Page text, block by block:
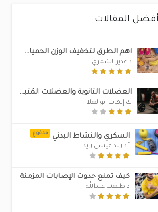
أفضل المقالات
أهم الطرق لتخفيف الوزن الحميات أم السعرات الحرارية
د.غدير الشمري
العضلات الثانوية والعضلات المُثبتة
ك.إيهاب ابوالعلا
السكري والنشاط البدني مدفوع
أ.د زياد عيسى زايد
كيف تمنع حدوث الإصابات المزمنة
د.طلعت عبدالله